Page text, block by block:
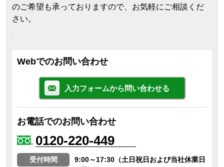
のご希望も承っておりますので、お気軽にご相談くだ
さい。
Webでのお問い合わせ
入力フォームから問い合わせる
お電話でのお問い合わせ
0120-220-449
受付時間
9:00～17:30（土日祝日および当社休業日